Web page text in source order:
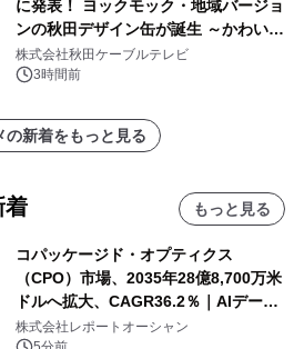
メーションを公開～
に発表！ ヨックモック・地域バージョ
ンの秋田デザイン缶が誕生 ～かわいい
秋田犬の子犬と秋田の四季と名所を巡
るパッケージ～ 9月1日(火)秋田県内で
株式会社秋田ケーブルテレビ
3時間前
の新着をもっと見る
着 もっと見る
コパッケージド・オプティクス
（CPO）市場、2035年28億8,700万米
ドルへ拡大、CAGR36.2％｜AIデータ
センター・高速光通信需要が成長を加
株式会社レポートオーシャン